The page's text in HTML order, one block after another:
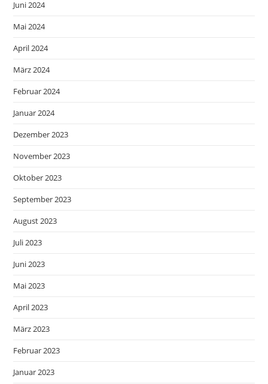
Juni 2024
Mai 2024
April 2024
März 2024
Februar 2024
Januar 2024
Dezember 2023
November 2023
Oktober 2023
September 2023
August 2023
Juli 2023
Juni 2023
Mai 2023
April 2023
März 2023
Februar 2023
Januar 2023